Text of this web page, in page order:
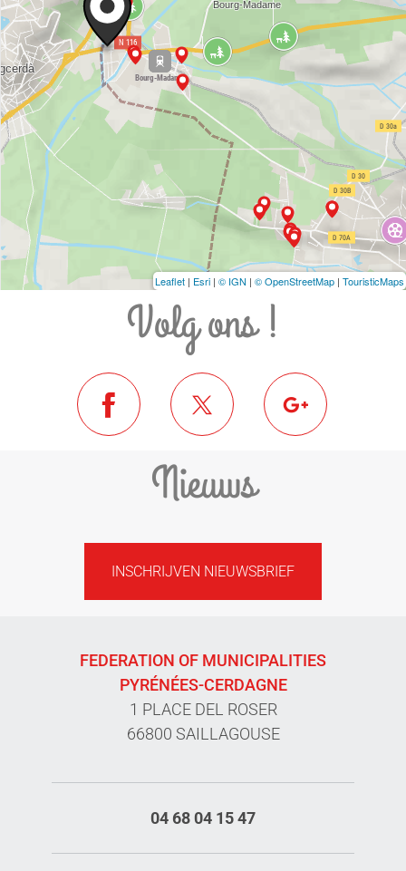
Leaflet | Esri | © IGN | © OpenStreetMap | TouristicMaps
Volg ons !
Nieuws
INSCHRIJVEN NIEUWSBRIEF
FEDERATION OF MUNICIPALITIES
PYRÉNÉES-CERDAGNE
1 PLACE DEL ROSER
66800 SAILLAGOUSE
04 68 04 15 47